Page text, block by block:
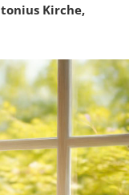
Kirche,